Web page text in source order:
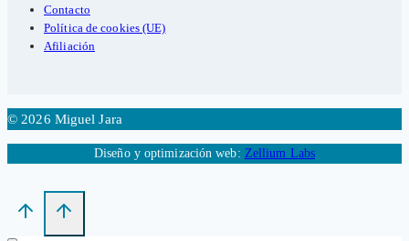
Contacto
Política de cookies (UE)
Afiliación
© 2026 Miguel Jara
Diseño y optimización web: Zellium Labs